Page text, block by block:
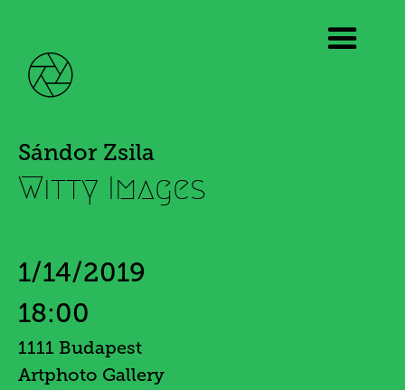
Sándor Zsila
Witty Images
1/14/2019
18:00
1111 Budapest
Artphoto Gallery